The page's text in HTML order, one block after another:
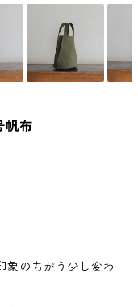
帆布
象のちがう少し変わ